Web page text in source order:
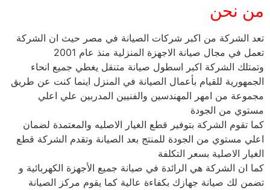
من نحن
تعد الشركة من اكبر شركات الصيانة في مصر حيث ان الشركة
تعمل في مجال صيانة الاجهزة المنزلية منذ عام 2001
وتمتلك الشركة اكبر اسطول صيانة متنقل يغطي جميع انحاء
الجمهورية للقيام بأعمال الصيانة في المنزل اينما كنت عن طريق
مجموعة من امهر المهندسين والفنيين المدربين علي اعلي
مستوي من الجودة
كما تقوم الشركة بتوفير قطع الغيار الاصليه والمعتمدة لضمان
اعلي مستوي من الجودة للمنتج بعد الصيانة وتقدم الشركة قطع
الغيار الاصلية بسعر التكلفة
كما ان الشركة هي الرائدة في صيانة جميع الأجهزة الكهربائية و
تضمن لك صيانة جهازك بكفاءة عالية كما يقوم مركز الصيانة